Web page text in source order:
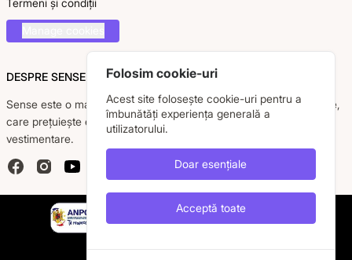
DESPRE SENSE
Sense este o marcă românească dedicată femeii moderne, active,
care prețuiește eleganța, confortul și calitatea pieselor
vestimentare.
FacebookInstagramYouTube
Folosim cookie-uri
Acest site folosește cookie-uri pentru a
îmbunătăți experiența generală a
utilizatorului.
Doar esențiale
Acceptă toate